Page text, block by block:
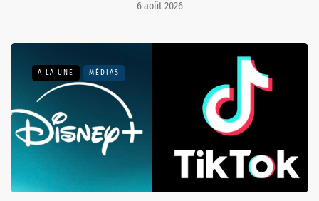
6 août 2026
A LA UNE MÉDIAS